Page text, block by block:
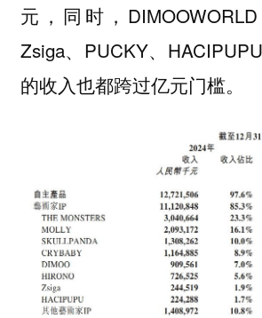
元，同时，DIMOOWORLD
Zsiga、PUCKY、
的收入也都跨过亿元门槛。